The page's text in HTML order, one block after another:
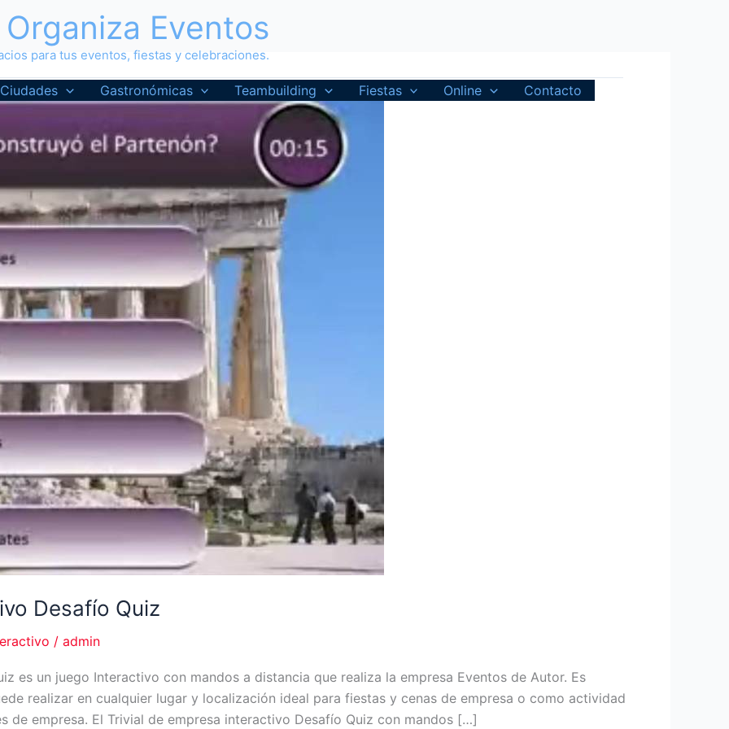
Organiza Eventos
para tus eventos, fiestas y celebraciones.
Ciudades Gastronómicas Teambuilding Fiestas Online Contacto
Desafío Quiz
/ admin
es un juego Interactivo con mandos a distancia que realiza la empresa Eventos de Autor. Es
realizar en cualquier lugar y localización ideal para fiestas y cenas de empresa o como actividad
de empresa. El Trivial de empresa interactivo Desafío Quiz con mandos […]